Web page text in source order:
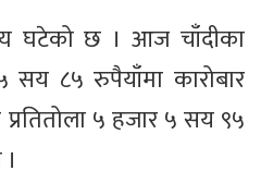
घटेको छ । आज चाँदीका
८५ रुपैयाँमा कारोबार
५ हजार ५ सय ९५